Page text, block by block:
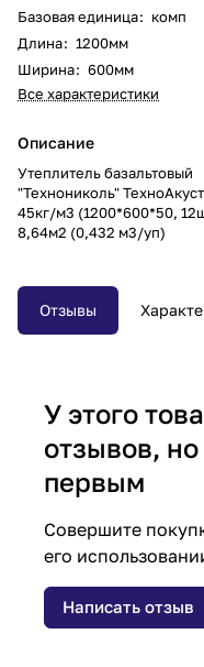
Базовая единица: комп
Длина: 1200мм
Ширина: 600мм
Все характеристики
Описание
Утеплитель базальтовый
"Технониколь"
45кг/м3 (1200*600*50,
8,64м2 (0,432 м3/уп)
Отзывы
У этого
отзывов,
первым
Совершите
его
Написать отзыв